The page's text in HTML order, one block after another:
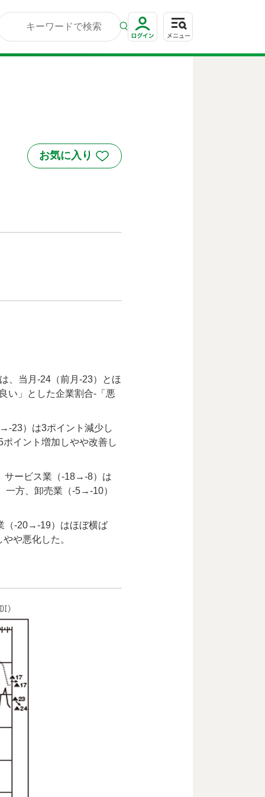
、当月-24（前月-23）とほ
い」とした企業割合-「悪
23）は3ポイント減少し
イント増加しやや改善し
サービス業（-18→-8）は
一方、卸売業（-5→-10）
（-20→-19）はほぼ横ば
や悪化した。